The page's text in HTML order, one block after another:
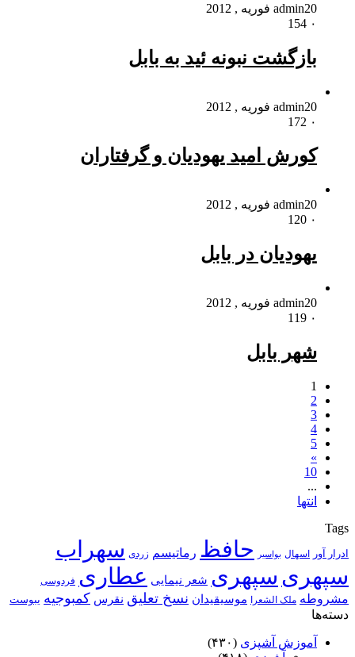
admin20 فوریه , 2012
۰
بازگشت نبونه ئید به بابل
admin20 فوریه , 2012
۰
کورش امید یهودیان و گرفتاران
admin20 فوریه , 2012
۰
یهودیان در بابل
admin20 فوریه , 2012
۰
شهر بابل
1
2
3
4
5
»
10
...
انتها
Tags
ادرار آور اسهال بواسیر حافظ رماتیسم زردی سهراب
سپهری سپهری شعر نیمایی عطاری فردوسی
مشروطه ملک الشعرا موسیقیدان نسخ تعلیق نقرس کمبوجیه یبوست
دسته‌ها
آموزش آشپزی (۴۳۰)